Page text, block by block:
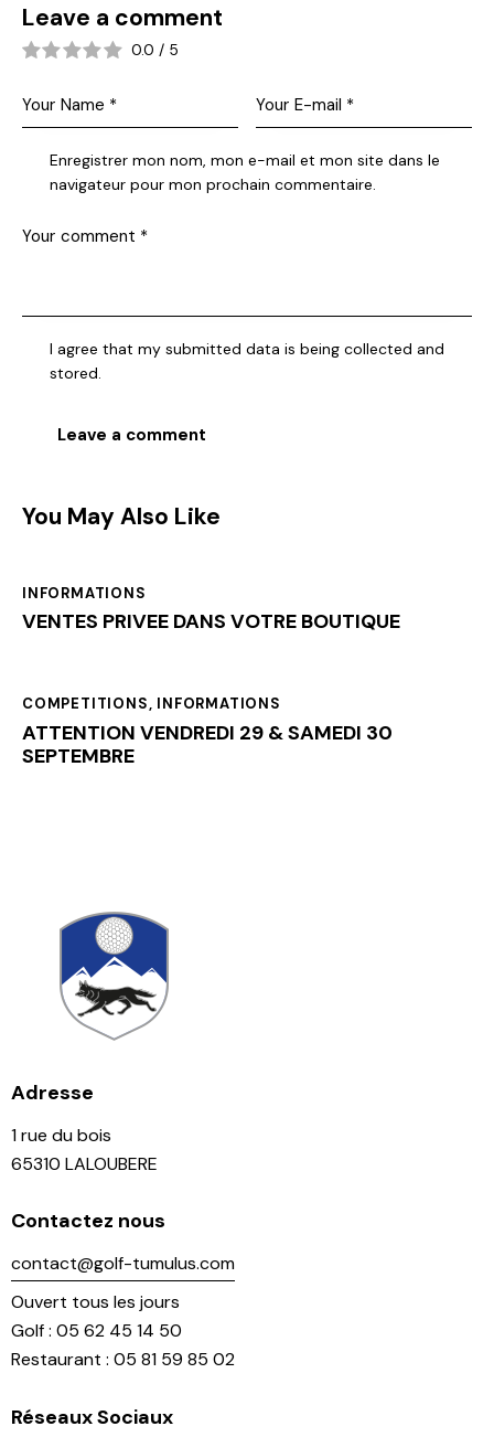
Leave a comment
0.0 / 5
Enregistrer mon nom, mon e-mail et mon site dans le
navigateur pour mon prochain commentaire.
I agree that my submitted data is being collected and
stored.
You May Also Like
INFORMATIONS
VENTES PRIVEE DANS VOTRE BOUTIQUE
COMPETITIONS, INFORMATIONS
ATTENTION VENDREDI 29 & SAMEDI 30
SEPTEMBRE
Adresse
1 rue du bois
65310 LALOUBERE
Contactez nous
contact@golf-tumulus.com
Ouvert tous les jours
Golf : 05 62 45 14 50
Restaurant : 05 81 59 85 02
Réseaux Sociaux